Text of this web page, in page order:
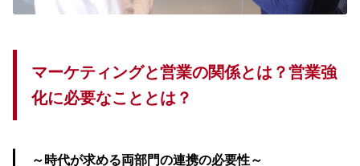
マーケティングと営業の関係とは？営業強
化に必要なこととは？
～時代が求める両部門の連携の必要性～